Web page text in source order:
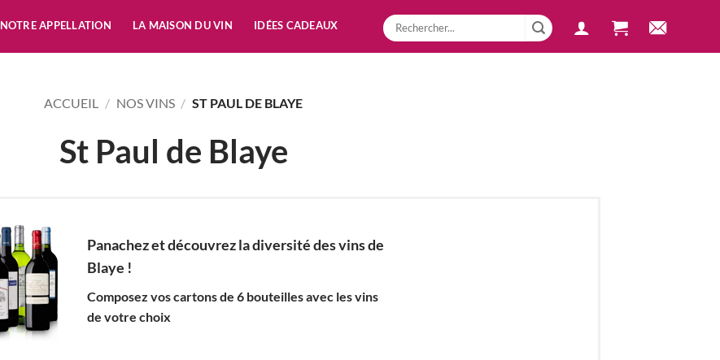
NOTRE APPELLATION LA MAISON DU VIN IDÉES CADEAUX
ACCUEIL / NOS VINS / ST PAUL DE BLAYE
St Paul de Blaye
Panachez et découvrez la diversité des vins de
Blaye !
Composez vos cartons de 6 bouteilles avec les vins
de votre choix